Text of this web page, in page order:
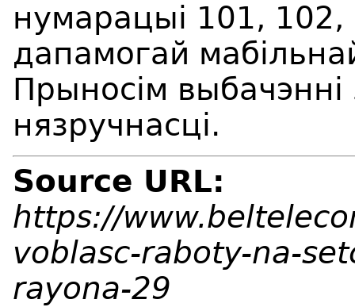
нумарацыі 101,
дапамогай
Прыносім
нязручнасці.
Source URL:
https://
voblasc-raboty-na-
rayona-29